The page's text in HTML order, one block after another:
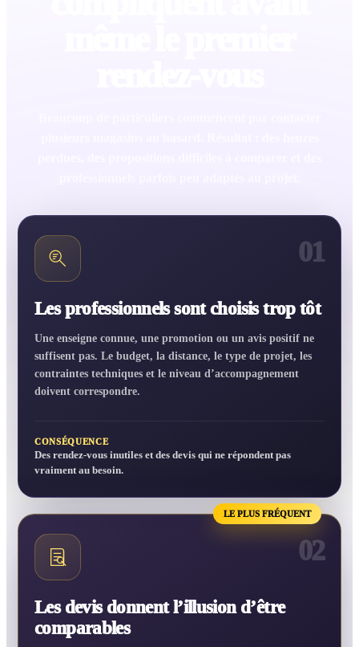
01
Les professionnels sont choisis trop tôt
Une enseigne connue, une promotion ou un avis positif ne
suffisent pas. Le budget, la distance, le type de projet, les
contraintes techniques et le niveau d’accompagnement
doivent correspondre.
CONSÉQUENCE
Des rendez-vous inutiles et des devis qui ne répondent pas
vraiment au besoin.
LE PLUS FRÉQUENT
02
Les devis donnent l’illusion d’être
comparables